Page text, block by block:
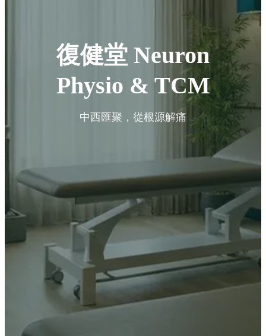
復健堂 Neuron
Physio & TCM
中西匯聚，從根源解痛